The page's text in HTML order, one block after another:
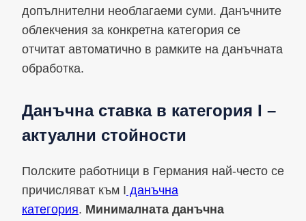
допълнителни необлагаеми суми. Данъчните
облекчения за конкретна категория се
отчитат автоматично в рамките на данъчната
обработка.
Данъчна ставка в категория I –
актуални стойности
Полските работници в Германия най-често се
причисляват към I данъчна
категория. Минималната данъчна